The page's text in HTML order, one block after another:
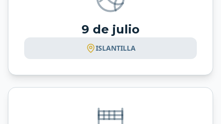
9 de julio
ISLANTILLA